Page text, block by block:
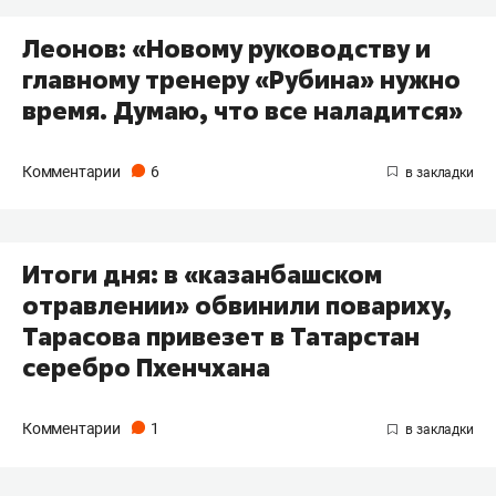
Леонов: «Новому руководству и
главному тренеру «Рубина» нужно
время. Думаю, что все наладится»
Комментарии 6
Итоги дня: в «казанбашском
отравлении» обвинили повариху,
Тарасова привезет в Татарстан
серебро Пхенчхана
Комментарии 1